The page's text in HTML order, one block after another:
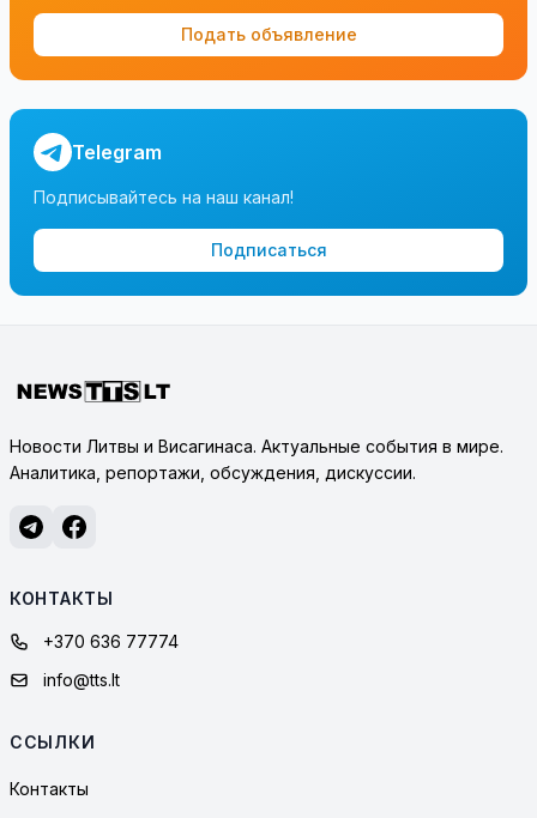
Подать объявление
Telegram
Подписывайтесь на наш канал!
Подписаться
Новости Литвы и Висагинаса. Актуальные события в мире.
Аналитика, репортажи, обсуждения, дискуссии.
КОНТАКТЫ
+370 636 77774
info@tts.lt
ССЫЛКИ
Контакты